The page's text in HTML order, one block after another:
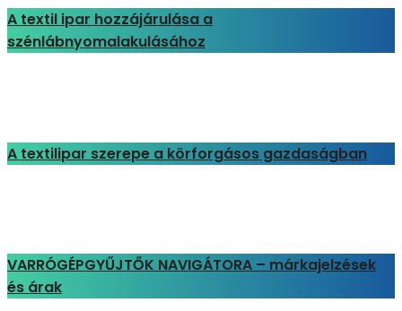
A textil ipar hozzájárulása a
szénlábnyomalakulásához
A textilipar szerepe a körforgásos gazdaságban
VARRÓGÉPGYŰJTŐK NAVIGÁTORA – márkajelzések
és árak